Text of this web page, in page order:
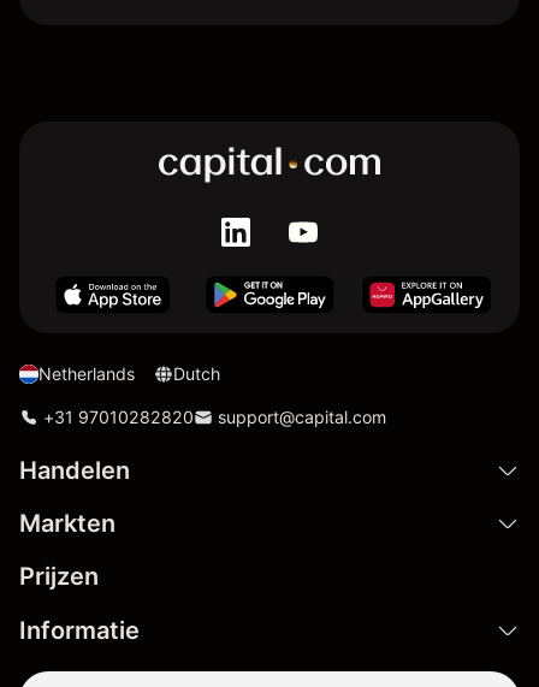
Netherlands Dutch
+31 97010282820 support@capital.com
Handelen
Markten
Prijzen
Informatie